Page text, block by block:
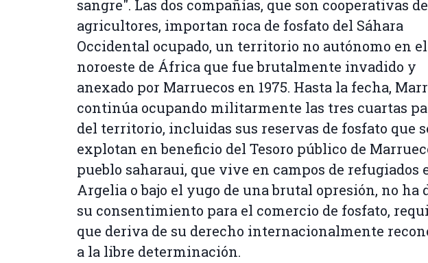
sangre". Las dos compañías, que son cooperativas de
agricultores, importan roca de fosfato del Sáhara
Occidental ocupado, un territorio no autónomo en el
noroeste de África que fue brutalmente invadido y
anexado por Marruecos en 1975. Hasta la fecha,
continúa ocupando militarmente las tres cuartas
del territorio, incluidas sus reservas de fosfato que
explotan en beneficio del Tesoro público de
pueblo saharaui, que vive en campos de refugiados
Argelia o bajo el yugo de una brutal opresión, no ha
su consentimiento para el comercio de fosfato,
que deriva de su derecho internacionalmente
a la libre determinación.